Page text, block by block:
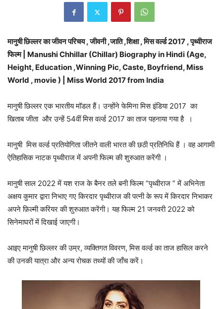
मानुषी छिल्लर का जीवन परिचय , जीवनी ,जाति ,शिक्षा , मिस वर्ल्ड 2017 , पृथ्वीराज
फिल्म
Manushi Chhillar (Chillar) Biography in Hindi (Age,
Height, Education ,Winning Pic, Caste, Boyfriend, Miss
World , movie ) | Miss World 2017 from India
मानुषी छिल्लर एक भारतीय मॉडल हैं। उन्होंने फेमिना मिस इंडिया 2017 का
खिताब जीता और उन्हें 54वीं मिस वर्ल्ड 2017 का ताज पहनाया गया है ।
मानुषी मिस वर्ल्ड प्रतियोगिता जीतने वाली भारत की छठी प्रतिनिधि हैं । वह आगामी
ऐतिहासिक नाटक पृथ्वीराज में अपनी फिल्म की शुरुआत करेंगी ।
मानुषी साल 2022 में यश राज के बैनर तले बनी फिल्म ”पृथ्वीराज ” में अभिनेता
अक्षय कुमार द्वारा निभाए गए किरदार पृथ्वीराज की पत्नी के रूप में किरदार निभाकर
अपने फ़िल्मी करियर की शुरुआत करेंगी। यह फिल्म 21 जनवरी 2022 को
सिनेमाघरों में दिखाई जाएगी।
आइए मानुषी छिल्लर की उम्र, व्यक्तिगत विवरण, मिस वर्ल्ड का ताज हासिल करने
की उनकी यात्रा और अन्य रोचक तथ्यों की जाँच करें।